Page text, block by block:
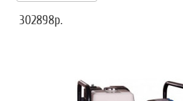
302898р.